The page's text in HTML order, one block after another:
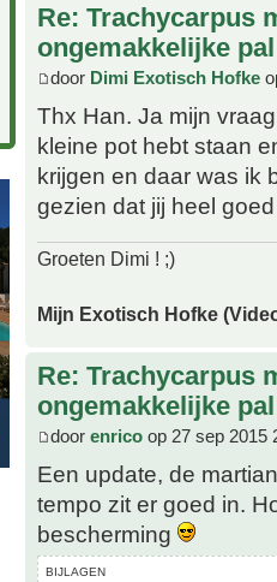
Re: Trachycarpus
ongemakkelijke pal
door Dimi Exotisch Hofke
Thx Han. Ja mijn
kleine pot hebt staan
krijgen en daar was ik
gezien dat jij heel
Groeten Dimi ! ;)
Mijn Exotisch Hofke
Re: Trachycarpus
ongemakkelijke pal
door enrico op 27 sep 2015
Een update, de
tempo zit er goed in.
bescherming
BIJLAGEN